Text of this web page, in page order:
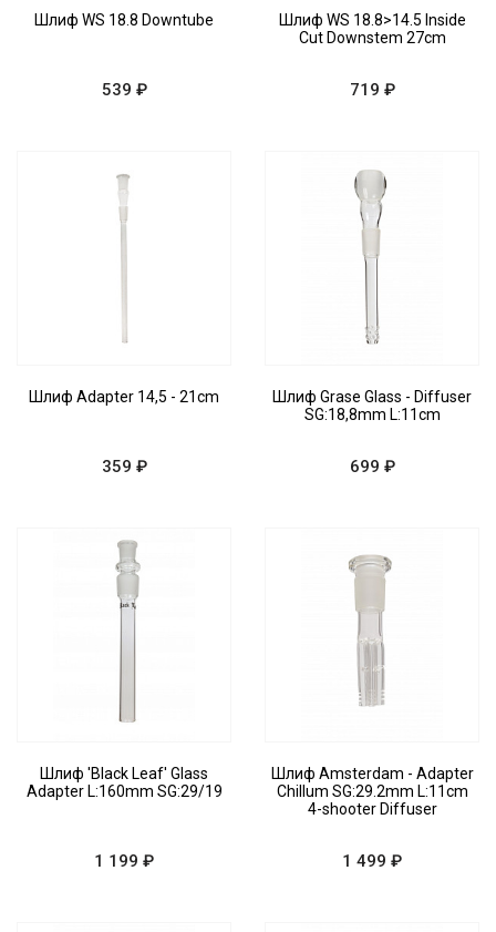
Шлиф WS 18.8 Downtube
539 ₽
Шлиф WS 18.8>14.5 Inside
Cut Downstem 27cm
719 ₽
Шлиф Adapter 14,5 - 21cm
359 ₽
Шлиф Grase Glass - Diffuser
SG:18,8mm L:11cm
699 ₽
Шлиф 'Black Leaf' Glass
Adapter L:160mm SG:29/19
1 199 ₽
Шлиф Amsterdam - Adapter
Chillum SG:29.2mm L:11cm
4-shooter Diffuser
1 499 ₽